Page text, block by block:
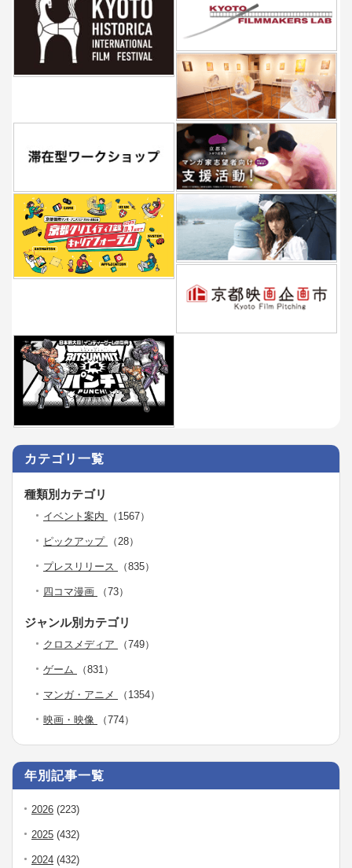
カテゴリ一覧
種類別カテゴリ
イベント案内 （1567）
ピックアップ （28）
プレスリリース （835）
四コマ漫画 （73）
ジャンル別カテゴリ
クロスメディア （749）
ゲーム （831）
マンガ・アニメ （1354）
映画・映像 （774）
年別記事一覧
2026 (223)
2025 (432)
2024 (432)